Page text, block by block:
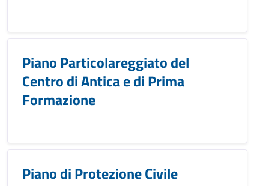
Piano Particolareggiato del
Centro di Antica e di Prima
Formazione
Piano di Protezione Civile